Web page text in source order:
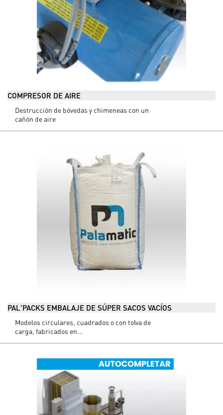
COMPRESOR DE AIRE
Destrucción de bóvedas y chimeneas con un
cañón de aire
PAL'PACKS EMBALAJE DE SÚPER SACOS VACÍOS
Modelos circulares, cuadrados o con tolva de
carga, fabricados en...